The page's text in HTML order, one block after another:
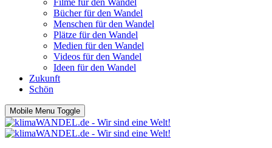
Filme für den Wandel
Bücher für den Wandel
Menschen für den Wandel
Plätze für den Wandel
Medien für den Wandel
Videos für den Wandel
Ideen für den Wandel
Zukunft
Schön
Mobile Menu Toggle